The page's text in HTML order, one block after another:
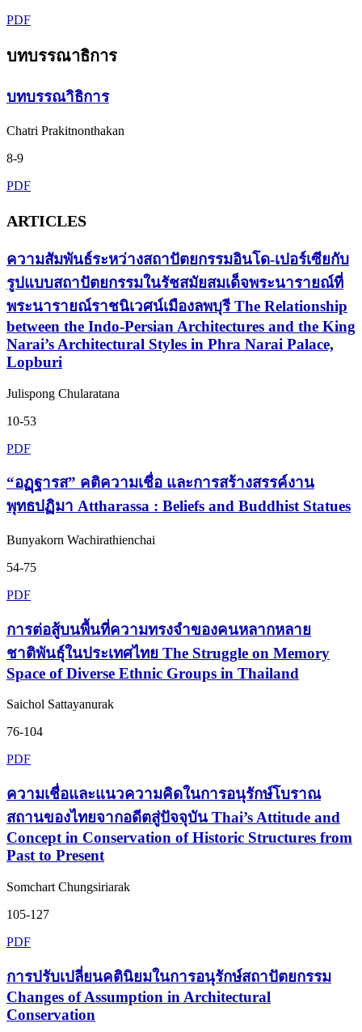
PDF
บทบรรณาธิการ
บทบรรณาิธิการ
Chatri Prakitnonthakan
8-9
PDF
ARTICLES
ความสัมพันธ์ระหว่างสถาปัตยกรรมอินโด-เปอร์เซียกับ
รูปแบบสถาปัตยกรรมในรัชสมัยสมเด็จพระนารายณ์ที่
พระนารายณ์ราชนิเวศน์เมืองลพบุรี The Relationship
between the Indo-Persian Architectures and the King
Narai’s Architectural Styles in Phra Narai Palace,
Lopburi
Julispong Chularatana
10-53
PDF
“อฏฺฐารส” คติความเชื่อ และการสร้างสรรค์งาน
พุทธปฏิมา Attharassa : Beliefs and Buddhist Statues
Bunyakorn Wachirathienchai
54-75
PDF
การต่อสู้บนพื้นที่ความทรงจำของคนหลากหลาย
ชาติพันธุ์ในประเทศไทย The Struggle on Memory
Space of Diverse Ethnic Groups in Thailand
Saichol Sattayanurak
76-104
PDF
ความเชื่อและแนวความคิดในการอนุรักษ์โบราณ
สถานของไทยจากอดีตสู่ปัจจุบัน Thai’s Attitude and
Concept in Conservation of Historic Structures from
Past to Present
Somchart Chungsiriarak
105-127
PDF
การปรับเปลี่ยนคตินิยมในการอนุรักษ์สถาปัตยกรรม
Changes of Assumption in Architectural
Conservation